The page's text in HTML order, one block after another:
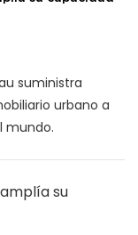
suministra
urbano a
mundo.
su